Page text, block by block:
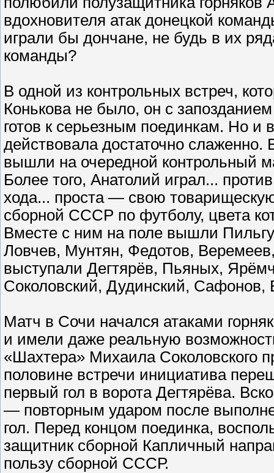
вдохновителя атак донецкой
играли бы дончане, не будь в их
команды?
В одной из контрольных встреч,
Конькова не было, он с
готов к серьезным поединкам. Но и
действовала достаточно слаженно.
вышли на очередной контрольный
Более того, Анатолий играл...
хода... проста — свою
сборной СССР по футболу, цвета
Вместе с ним на поле вышли
Ловчев, Мунтян, Федотов,
выступали Дегтярёв, Пьяных,
Соколовский, Дудинский, Сафонов,
Матч в Сочи начался атаками
и имели даже реальную
«Шахтера» Михаила Соколовского
половине встречи инициатива
первый гол в ворота Дегтярёва.
— повторным ударом после
гол. Перед концом поединка,
защитник сборной Капличный
пользу сборной СССР.